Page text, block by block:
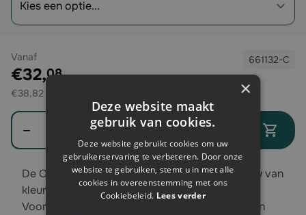
Vanaf
Exclusief btw:
€32,08
€38,82
661132-C
Aantal
In winkelwagen
De Oxxa regenjas, model Walaka 5200 is blauw van
kleur en is een zeer luxe en moderne regenjas.
Voorzien van een ritssluiting met drukknopen en
×
Deze website maakt
gebruik van cookies.
Deze website gebruikt cookies om uw
gebruikerservaring te verbeteren. Door onze
website te gebruiken, stemt u in met alle
cookies in overeenstemming met ons
Cookiebeleid. Lees verder